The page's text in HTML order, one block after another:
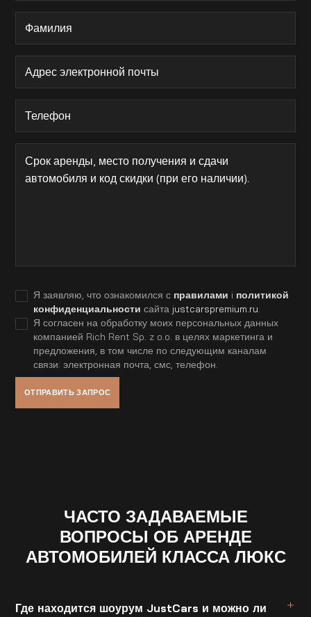
Я заявляю, что ознакомился с правилами i политикой
конфиденциальности сайта justcarspremium.ru
Я согласен на обработку моих персональных данных
компанией Rich Rent Sp. z o.o. в целях маркетинга и
предложения, в том числе по следующим каналам
связи: электронная почта, смс, телефон.
ЧАСТО ЗАДАВАЕМЫЕ
ВОПРОСЫ ОБ АРЕНДЕ
АВТОМОБИЛЕЙ КЛАССА ЛЮКС
Где находится шоурум JustCars и можно ли